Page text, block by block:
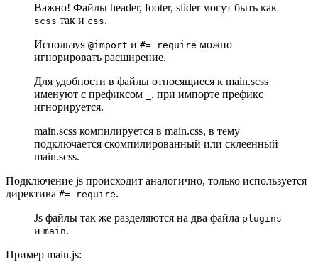
Важно! Файлы header, footer, slider могут быть как
scss так и css.
Используя @import и #= require можно
игнорировать расширение.
Для удобности в файлы относящиеся к main.scss
именуют с префиксом
, при импорте префикс
игнорируется.
main.scss компилируется в main.css, в тему
подключается скомпилированный или склеенный
main.scss.
Подключение js происходит аналогично, только используется
директива #= require.
Js файлы так же разделяются на два файла plugins
и main.
Пример main.js: